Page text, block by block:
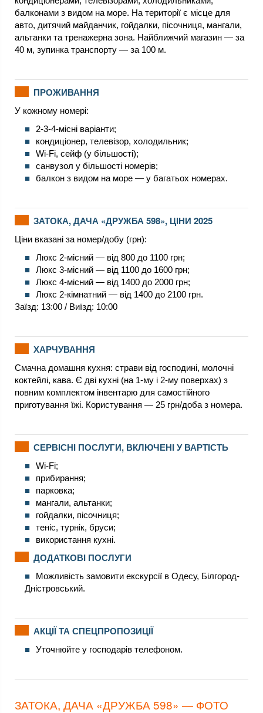
балконами з видом на море. На території є місце для
авто, дитячий майданчик, гойдалки, пісочниця, мангали,
альтанки та тренажерна зона. Найближчий магазин — за
40 м, зупинка транспорту — за 100 м.
ПРОЖИВАННЯ
У кожному номері:
2-3-4-місні варіанти;
кондиціонер, телевізор, холодильник;
Wi-Fi, сейф (у більшості);
санвузол у більшості номерів;
балкон з видом на море — у багатьох номерах.
ЗАТОКА, ДАЧА «ДРУЖБА 598», ЦІНИ 2025
Ціни вказані за номер/добу (грн):
Люкс 2-місний — від 800 до 1100 грн;
Люкс 3-місний — від 1100 до 1600 грн;
Люкс 4-місний — від 1400 до 2000 грн;
Люкс 2-кімнатний — від 1400 до 2100 грн.
Заїзд: 13:00 / Виїзд: 10:00
ХАРЧУВАННЯ
Смачна домашня кухня: страви від господині, молочні
коктейлі, кава. Є дві кухні (на 1-му і 2-му поверхах) з
повним комплектом інвентарю для самостійного
приготування їжі. Користування — 25 грн/доба з номера.
СЕРВІСНІ ПОСЛУГИ, ВКЛЮЧЕНІ У ВАРТІСТЬ
Wi-Fi;
прибирання;
парковка;
мангали, альтанки;
гойдалки, пісочниця;
теніс, турнік, бруси;
використання кухні.
ДОДАТКОВІ ПОСЛУГИ
Можливість замовити екскурсії в Одесу, Білгород-
Дністровський.
АКЦІЇ ТА СПЕЦПРОПОЗИЦІЇ
Уточнюйте у господарів телефоном.
ЗАТОКА, ДАЧА «ДРУЖБА 598» — ФОТО